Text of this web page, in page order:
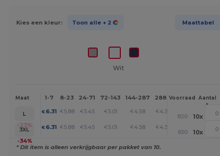
Kies een kleur: Toon alle + 2 Maattabel
Wit
Maat 1-7 8-23 24-71 72-143 144-287 288 + Meer
Voorraad
Aantal
*
L
-23%
€6.31 € 5.88 € 5.45 € 5.01 € 4.58 € 4.36 +
820 10x
3XL
-34%
€6.31 € 5.88 € 5.45 € 5.01 € 4.58 € 4.36 +
650 10x
* Dit item is alleen verkrijgbaar per pakket van 10.